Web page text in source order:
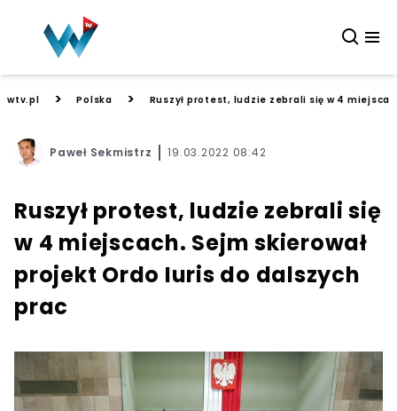
wtv.pl > Polska > Ruszył protest, ludzie zebrali się w 4
Paweł Sekmistrz 19.03.2022 08:42
Ruszył protest, ludzie zebrali się
w 4 miejscach. Sejm skierował
projekt Ordo Iuris do dalszych
prac